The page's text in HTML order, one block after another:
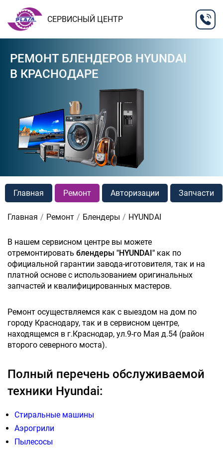
СЕРВИСНЫЙ ЦЕНТР
РЕМОНТ БЛЕНДЕРОВ HYUNDAI
В КРАСНОДАРЕ
Главная Ремонт Авторизации Запчасти
Главная Ремонт Блендеры HYUNDAI
В нашем сервисном центре вы можете
отремонтировать блендеры "HYUNDAI" как по
официальной гарантии завода-иготовителя, так и на
платной основе с использованием оригинальных
запчастей и квалифицированных мастеров.
Ремонт осуществляемся как с выездом на дом по
городу Краснодару, так и в сервисном центре,
находящемся в г.Краснодар, ул.9-го Мая д.54 (район
второго северного моста).
Полный перечень обслуживаемой
техники Hyundai:
Стиральные машины
Аэрогрили
Пылесосы